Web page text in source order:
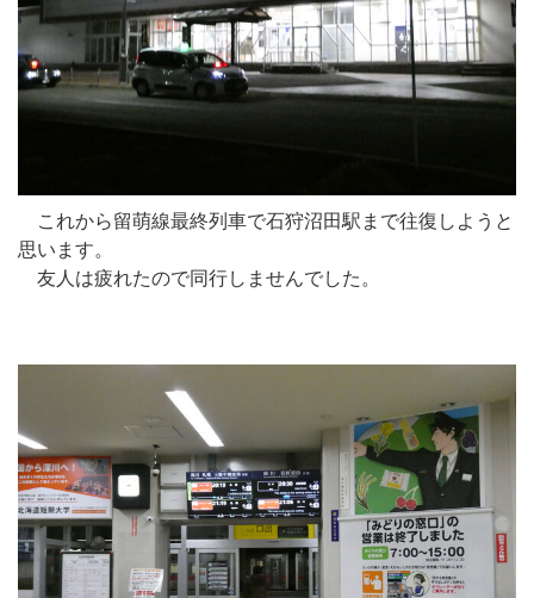
これから留萌線最終列車で石狩沼田駅まで往復しようと
思います。
友人は疲れたので同行しませんでした。